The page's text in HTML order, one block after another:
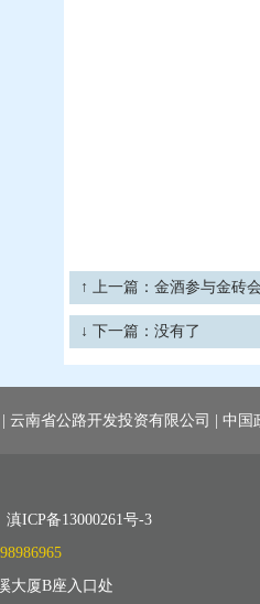
↑ 上一篇： 金酒参与金砖
↓ 下一篇：没有了
云南省公路开发投资有限公司 中国
ICP备13000261号-3
大厦B座入口处